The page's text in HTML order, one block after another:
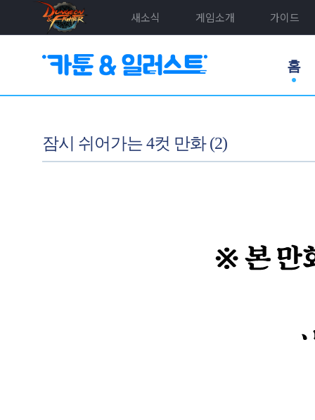
새소식 게임소개 가이드
홈
잠시 쉬어가는 4컷 만화 (2)